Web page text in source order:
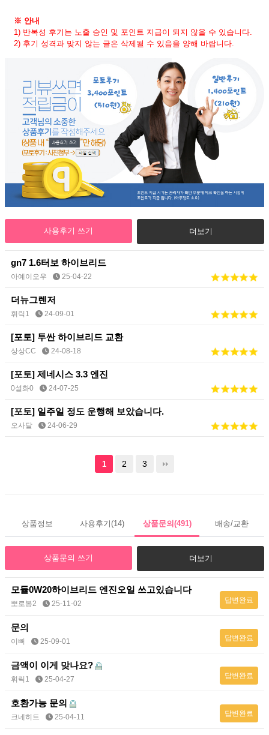
※ 안내
1) 반복성 후기는 노출 승인 및 포인트 지급이 되지 않을 수 있습니다.
2) 후기 성격과 맞지 않는 글은 삭제될 수 있음을 양해 바랍니다.
사용후기 쓰기 더보기
gn7 1.6터보 하이브리드
아예이오우 25-04-22
더뉴그렌저
휘릭1 24-09-01
[포토] 투싼 하이브리드 교환
상상CC 24-08-18
[포토] 제네시스 3.3 엔진
0설화0 24-07-25
[포토] 일주일 정도 운행해 보았습니다.
오사달 24-06-29
1 2 3
상품정보 사용후기(14) 상품문의 (491) 배송/교환
상품문의 쓰기 더보기
모듈0W20하이브리드 엔진오일 쓰고있습니다
뽀로봉2 25-11-02 답변완료
문의
이뻐 25-09-01 답변완료
금액이 이게 맞나요?
휘릭1 25-04-27 답변완료
호환가능 문의
크네히트 25-04-11 답변완료